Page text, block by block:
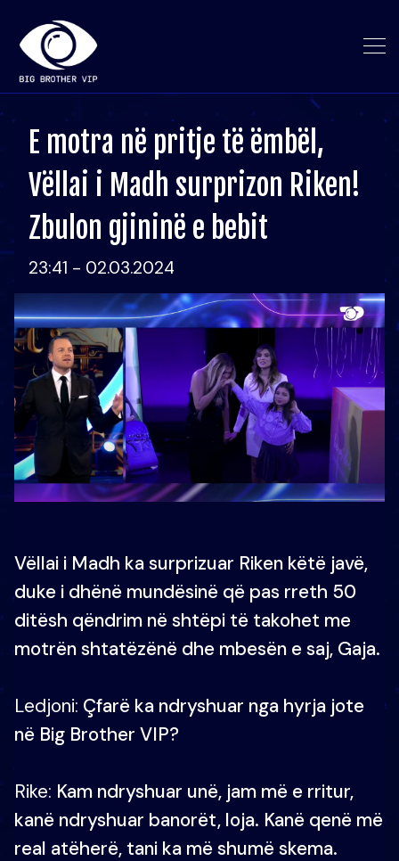
E motra në pritje të ëmbël,
Vëllai i Madh surprizon Riken!
Zbulon gjininë e bebit
23:41 - 02.03.2024
Vëllai i Madh ka surprizuar Riken këtë javë,
duke i dhënë mundësinë që pas rreth 50
ditësh qëndrim në shtëpi të takohet me
motrën shtatëzënë dhe mbesën e saj, Gaja.
Ledjoni: Çfarë ka ndryshuar nga hyrja jote
në Big Brother VIP?
Rike: Kam ndryshuar unë, jam më e rritur,
kanë ndryshuar banorët, loja. Kanë qenë më
real atëherë, tani ka më shumë skema.